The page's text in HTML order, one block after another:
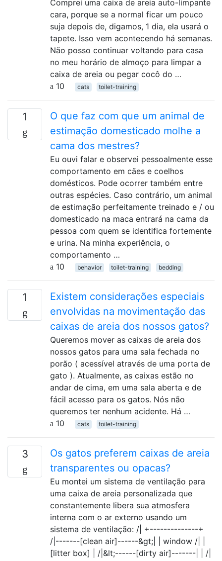
Comprei uma caixa de areia auto-limpante
cara, porque se a normal ficar um pouco
suja depois de, digamos, 1 dia, ela usará o
tapete. Isso vem acontecendo há semanas.
Não posso continuar voltando para casa
no meu horário de almoço para limpar a
caixa de areia ou pegar cocô do …
10
cats toilet-training
1
O que faz com que um animal de
estimação domesticado molhe a
cama dos mestres?
Eu ouvi falar e observei pessoalmente esse
comportamento em cães e coelhos
domésticos. Pode ocorrer também entre
outras espécies. Caso contrário, um animal
de estimação perfeitamente treinado e / ou
domesticado na maca entrará na cama da
pessoa com quem se identifica fortemente
e urina. Na minha experiência, o
comportamento …
10
behavior toilet-training bedding
1
Existem considerações especiais
envolvidas na movimentação das
caixas de areia dos nossos gatos?
Queremos mover as caixas de areia dos
nossos gatos para uma sala fechada no
porão ( acessível através de uma porta de
gato ). Atualmente, as caixas estão no
andar de cima, em uma sala aberta e de
fácil acesso para os gatos. Nós não
queremos ter nenhum acidente. Há …
10
cats toilet-training
3
Os gatos preferem caixas de areia
transparentes ou opacas?
Eu montei um sistema de ventilação para
uma caixa de areia personalizada que
constantemente libera sua atmosfera
interna com o ar externo usando um
sistema de ventilação: /| +--------------+
/|-------[clean air]------&gt;| | window /| |
[litter box] | /|&lt;------[dirty air]-------| | /|